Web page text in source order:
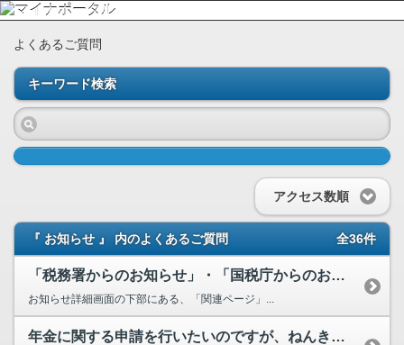
よくあるご質問
キーワード検索
アクセス数順
『 お知らせ 』 内のよくあるご質問 全36件
「税務署からのお知らせ」・「国税庁からのお知らせ」のメールが届き、お知らせを確認したところ、「...
お知らせ詳細画面の下部にある、「関連ページ」...
年金に関する申請を行いたいのですが、ねんきんネットから届いたお知らせが閲覧期間外になった場合、...